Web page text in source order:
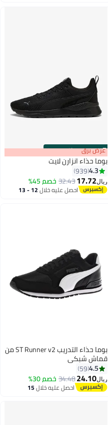
00m:00s
·باقي 100%
4
عرض برق
بوما حذاء انزارن لايت
4.3
939
ريال17.72
32.43خصم 45%
احصل عليه خلال 12 - 13
بوما حذاء التدريب ST Runner v2 من
قماش شبكي
4.5
59
ريال24.10
34.48خصم 30%
احصل عليه خلال15